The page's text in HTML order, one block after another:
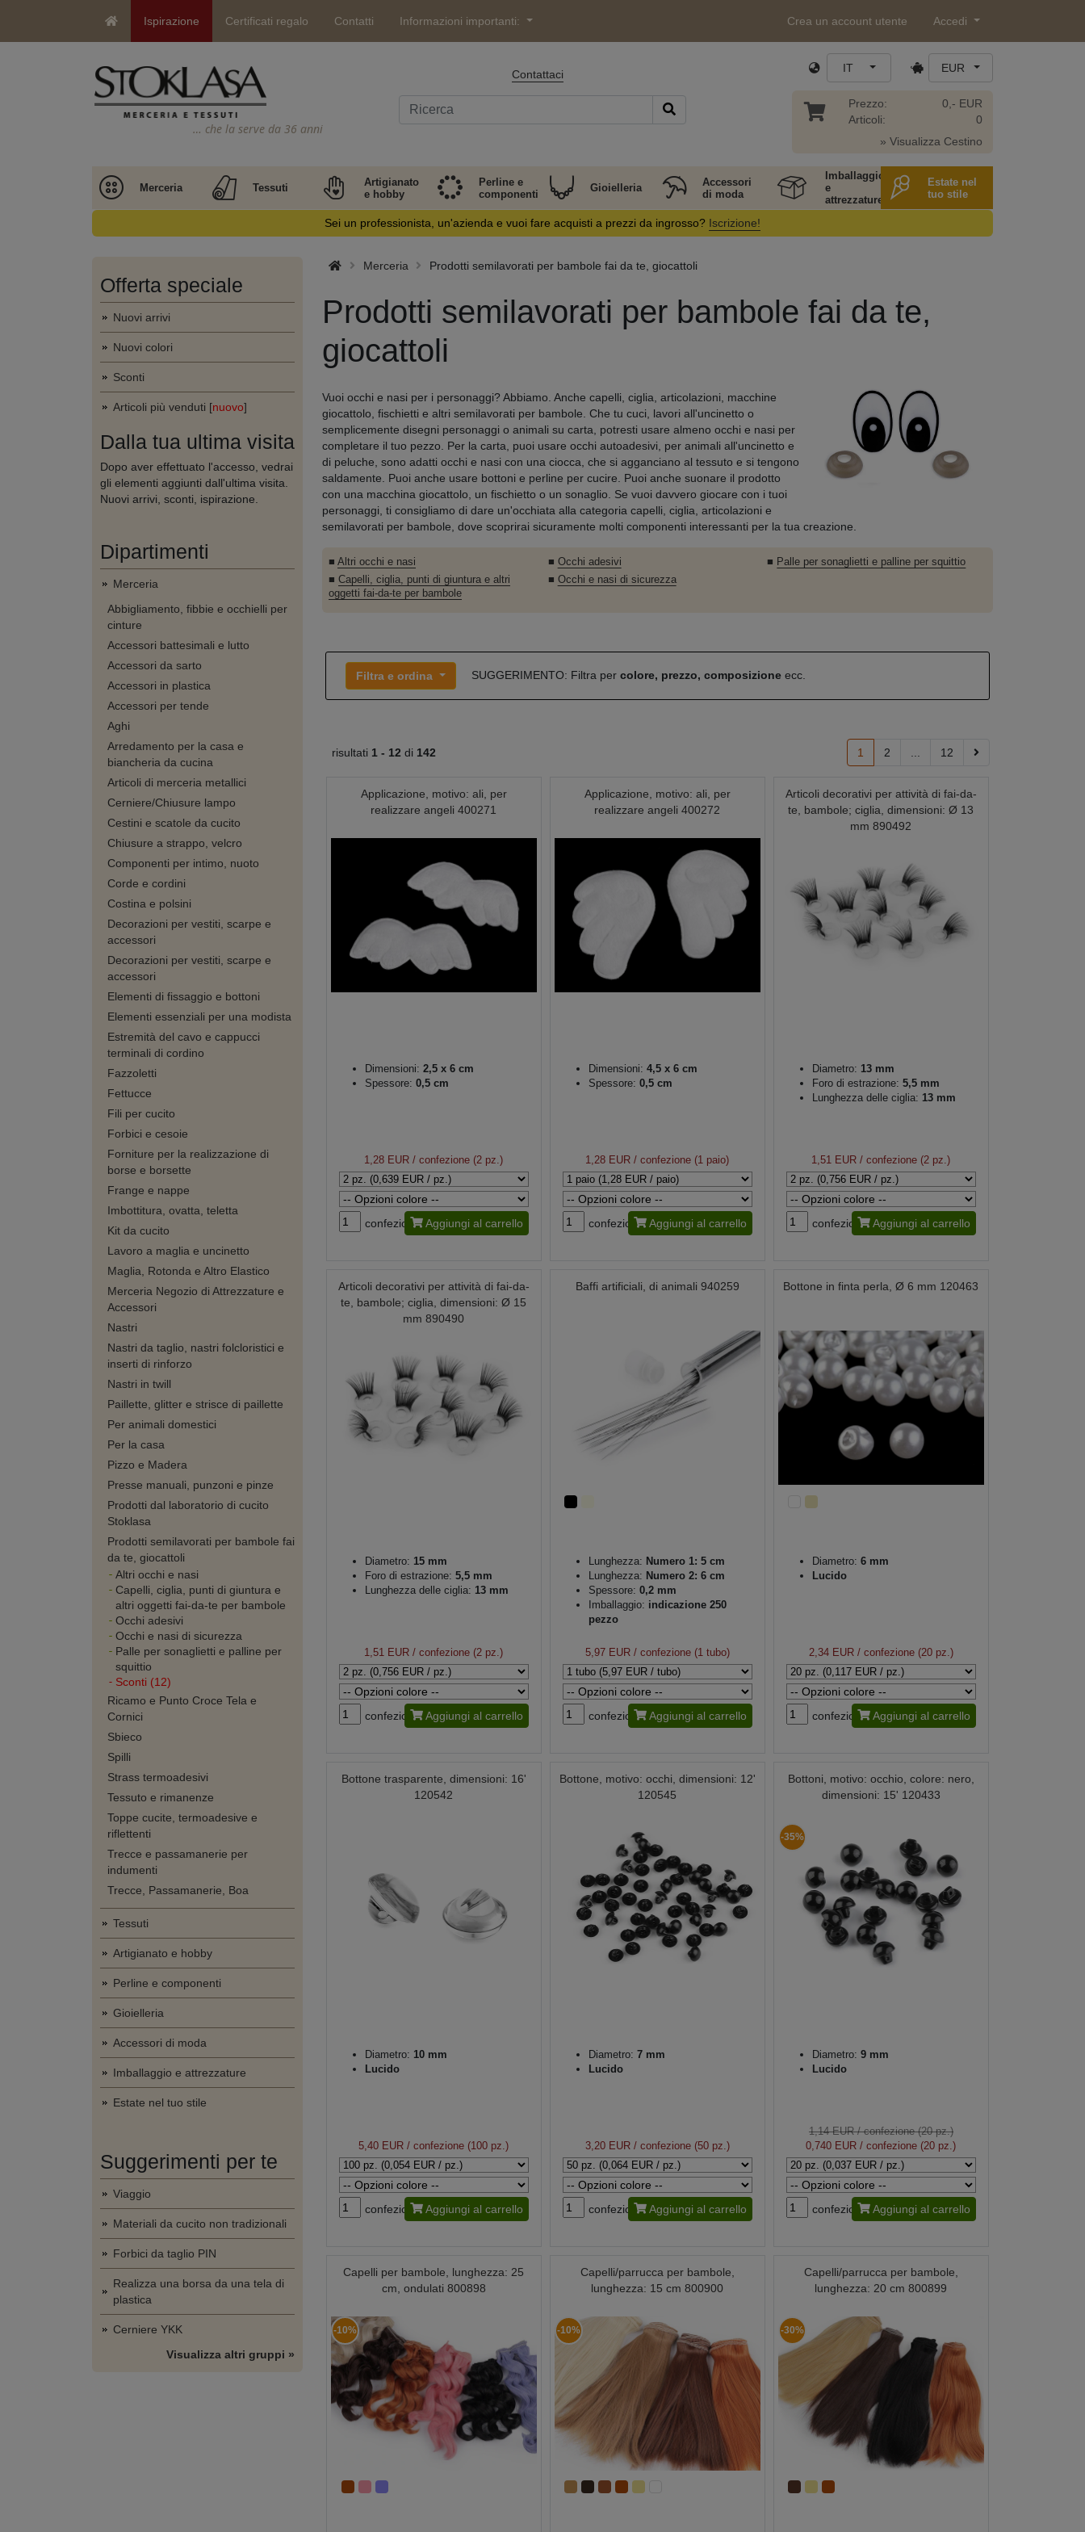
Ispirazione Certificati regalo Contatti Informazioni importanti: Crea un account utente Accedi
… che la serve da 36 anni
Contattaci IT EUR
Prezzo:
Articoli:
0,- EUR
0
» Visualizza Cestino
Merceria Tessuti
Artigianato
e hobby
Perline e
componenti
Gioielleria
Accessori
di moda
Imballaggio
e
attrezzature
Estate nel
tuo stile
Sei un professionista, un'azienda e vuoi fare acquisti a prezzi da ingrosso? Iscrizione!
Offerta speciale
Nuovi arrivi
Nuovi colori
Sconti
Articoli più venduti [nuovo]
Dalla tua ultima visita
Dopo aver effettuato l'accesso, vedrai
gli elementi aggiunti dall'ultima visita.
Nuovi arrivi, sconti, ispirazione.
Dipartimenti
Merceria
Abbigliamento, fibbie e occhielli per
cinture
Accessori battesimali e lutto
Accessori da sarto
Accessori in plastica
Accessori per tende
Aghi
Arredamento per la casa e
biancheria da cucina
Articoli di merceria metallici
Cerniere/Chiusure lampo
Cestini e scatole da cucito
Chiusure a strappo, velcro
Componenti per intimo, nuoto
Corde e cordini
Costina e polsini
Decorazioni per vestiti, scarpe e
accessori
Decorazioni per vestiti, scarpe e
accessori
Elementi di fissaggio e bottoni
Elementi essenziali per una modista
Estremità del cavo e cappucci
terminali di cordino
Fazzoletti
Fettucce
Fili per cucito
Forbici e cesoie
Forniture per la realizzazione di
borse e borsette
Frange e nappe
Imbottitura, ovatta, teletta
Kit da cucito
Lavoro a maglia e uncinetto
Maglia, Rotonda e Altro Elastico
Merceria Negozio di Attrezzature e
Accessori
Nastri
Nastri da taglio, nastri folcloristici e
inserti di rinforzo
Nastri in twill
Paillette, glitter e strisce di paillette
Per animali domestici
Per la casa
Pizzo e Madera
Presse manuali, punzoni e pinze
Prodotti dal laboratorio di cucito
Stoklasa
Prodotti semilavorati per bambole fai
da te, giocattoli
Altri occhi e nasi
Capelli, ciglia, punti di giuntura e
altri oggetti fai-da-te per bambole
Occhi adesivi
Occhi e nasi di sicurezza
Palle per sonaglietti e palline per
squittio
Sconti (12)
Ricamo e Punto Croce Tela e
Cornici
Sbieco
Spilli
Strass termoadesivi
Tessuto e rimanenze
Toppe cucite, termoadesive e
riflettenti
Trecce e passamanerie per
indumenti
Trecce, Passamanerie, Boa
Tessuti
Artigianato e hobby
Perline e componenti
Gioielleria
Accessori di moda
Imballaggio e attrezzature
Estate nel tuo stile
Suggerimenti per te
Viaggio
Materiali da cucito non tradizionali
Forbici da taglio PIN
Realizza una borsa da una tela di
plastica
Cerniere YKK
Visualizza altri gruppi »
Merceria Prodotti semilavorati per bambole fai da te, giocattoli
Prodotti semilavorati per bambole fai da te,
giocattoli
Vuoi occhi e nasi per i personaggi? Abbiamo. Anche capelli, ciglia, articolazioni, macchine
giocattolo, fischietti e altri semilavorati per bambole. Che tu cuci, lavori all'uncinetto o
semplicemente disegni personaggi o animali su carta, potresti usare almeno occhi e nasi per
completare il tuo pezzo. Per la carta, puoi usare occhi autoadesivi, per animali all'uncinetto e
di peluche, sono adatti occhi e nasi con una ciocca, che si agganciano al tessuto e si tengono
saldamente. Puoi anche usare bottoni e perline per cucire. Puoi anche suonare il prodotto
con una macchina giocattolo, un fischietto o un sonaglio. Se vuoi davvero giocare con i tuoi
personaggi, ti consigliamo di dare un'occhiata alla categoria capelli, ciglia, articolazioni e
semilavorati per bambole, dove scoprirai sicuramente molti componenti interessanti per la tua creazione.
■ Altri occhi e nasi
■ Capelli, ciglia, punti di giuntura e altri
oggetti fai-da-te per bambole
■ Occhi adesivi
■ Occhi e nasi di sicurezza
■ Palle per sonaglietti e palline per squittio
Filtra e ordina SUGGERIMENTO: Filtra per colore, prezzo, composizioneecc.
risultati 1 - 12 di 142 1 2 12
Applicazione, motivo: ali, per
realizzare angeli 400271
Dimensioni: 2,5 x 6 cm
Spessore: 0,5 cm
1,28 EUR / confezione (2 pz.)
confezione Aggiungi al carrello
Applicazione, motivo: ali, per
realizzare angeli 400272
Dimensioni: 4,5 x 6 cm
Spessore: 0,5 cm
1,28 EUR / confezione (1 paio)
confezione Aggiungi al carrello
Articoli decorativi per attività di fai-da-
te, bambole; ciglia, dimensioni: Ø 13
mm 890492
Diametro: 13 mm
Foro di estrazione: 5,5 mm
Lunghezza delle ciglia: 13 mm
1,51 EUR / confezione (2 pz.)
confezione Aggiungi al carrello
Articoli decorativi per attività di fai-da-
te, bambole; ciglia, dimensioni: Ø 15
mm 890490
Diametro: 15 mm
Foro di estrazione: 5,5 mm
Lunghezza delle ciglia: 13 mm
1,51 EUR / confezione (2 pz.)
confezione Aggiungi al carrello
Baffi artificiali, di animali 940259
Lunghezza: Numero 1: 5 cm
Lunghezza: Numero 2: 6 cm
Spessore: 0,2 mm
Imballaggio: indicazione 250
pezzo
5,97 EUR/ confezione (1 tubo)
confezione Aggiungi al carrello
Bottone in finta perla, Ø 6 mm 120463
Diametro: 6 mm
Lucido
2,34 EUR/ confezione (20 pz.)
confezione Aggiungi al carrello
Bottone trasparente, dimensioni: 16'
120542
Diametro: 10 mm
Lucido
5,40 EUR / confezione (100 pz.)
confezione Aggiungi al carrello
Bottone, motivo: occhi, dimensioni: 12'
120545
Diametro: 7 mm
Lucido
3,20 EUR/ confezione (50 pz.)
confezione Aggiungi al carrello
Bottoni, motivo: occhio, colore: nero,
dimensioni: 15' 120433
-35%
Diametro: 9 mm
Lucido
1,14 EUR/ confezione (20 pz.)
0,740 EUR / confezione (20 pz.)
confezione Aggiungi al carrello
Capelli per bambole, lunghezza: 25
cm, ondulati 800898
-10%
Capelli/parrucca per bambole,
lunghezza: 15 cm 800900
-10%
Capelli/parrucca per bambole,
lunghezza: 20 cm 800899
-30%